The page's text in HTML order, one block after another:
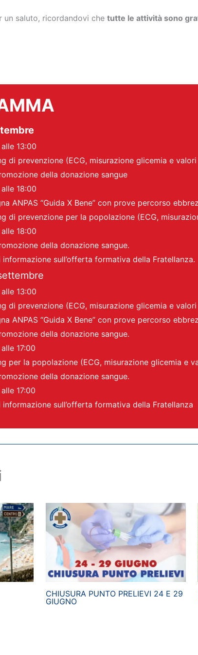
un saluto, ricordandovi che tutte le attività sono
13:00
di prevenzione (ECG, misurazione glicemia e
della donazione sangue
18:00
ANPAS “Guida X Bene” con prove percorso
di prevenzione per la popolazione (ECG,
18:00
della donazione sangue.
informazione sull’offerta formativa della Fratellanza.
13:00
di prevenzione (ECG, misurazione glicemia e
ANPAS “Guida X Bene” con prove percorso
della donazione sangue.
17:00
per la popolazione (ECG, misurazione glicemia e
della donazione sangue.
17:00
informazione sull’offerta formativa della Fratellanza
CHIUSURA PUNTO PRELIEVI 24 E 29
GIUGNO